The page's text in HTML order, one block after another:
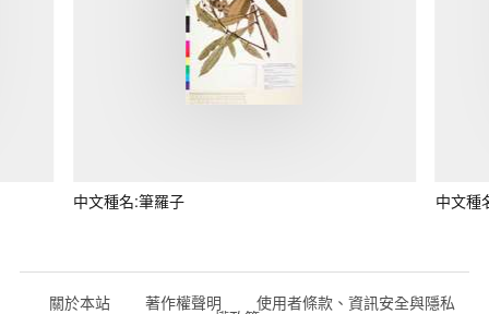
中文種名:筆羅子 中文種
關於本站 著作權聲明 使用者條款、資訊安全與隱私